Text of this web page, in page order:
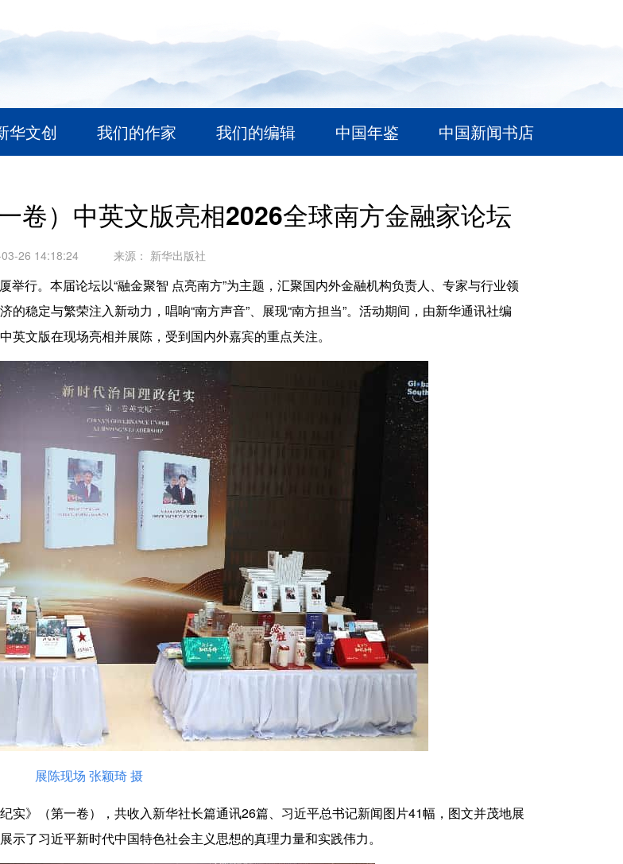
华文创 我们的作家 我们的编辑 中国年鉴 中国新闻书店
卷）中英文版亮相2026全球南方金融家论坛
26 14:18:24 来源： 新华出版社
行。本届论坛以“融金聚智 点亮南方”为主题，汇聚国内外金融机构负责人、专家与行业领
稳定与繁荣注入新动力，唱响“南方声音”、展现“南方担当”。活动期间，由新华通讯社编
文版在现场亮相并展陈，受到国内外嘉宾的重点关注。
展陈现场 张颖琦 摄
实》（第一卷），共收入新华社长篇通讯26篇、习近平总书记新闻图片41幅，图文并茂地展
了习近平新时代中国特色社会主义思想的真理力量和实践伟力。